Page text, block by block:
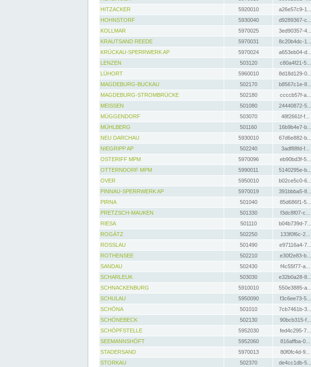
HITZACKER
5920010 a26e57c9-1...
HOHNSTORF
5930040 d9289367-c...
KOLLMAR
5970025 3ed90357-4...
KRAUTSAND REEDE
5970031 8c20b4dc-1...
KRÜCKAU-SPERRWERK AP
5970024 a653eb04-d...
LENZEN
503120 c80a4f21-5...
LÜHORT
5960010 8d18d129-0...
MAGDEBURG-BUCKAU
502170 b8567c1e-8...
MAGDEBURG-STROMBRÜCKE
502180 ccccb57f-a...
MEISSEN
501080 24440872-5...
MÜGGENDORF
503070 48f2661f-f...
MÜHLBERG
501160 16b9b4e7-b...
NEU DARCHAU
5930010 67d6e882-b...
NIEGRIPP AP
502240 3adf88fd-f...
OSTERIFF MPM
5970096 eb90bd3f-5...
OTTERNDORF MPM
5990011 5140295e-b...
OVER
5950010 b02ce5c0-6...
PINNAU-SPERRWERK AP
5970019 391bbba5-8...
PIRNA
501040 85d686f1-5...
PRETZSCH-MAUKEN
501330 f3dc8f07-c...
RIESA
501110 b04b739d-7...
ROGÄTZ
502250 133f0f6c-2...
ROSSLAU
501490 e97116a4-7...
ROTHENSEE
502210 e30f2e83-b...
SANDAU
502430 f4c55f77-a...
SCHARLEUK
503030 e32b0a28-8...
SCHNACKENBURG
5910010 550e3885-a...
SCHULAU
5950090 f3c6ee73-5...
SCHÖNA
501010 7cb7461b-3...
SCHÖNEBECK
502130 90bcb315-f...
SCHÖPFSTELLE
5952030 fed4c295-7...
SEEMANNSHÖFT
5952060 816affba-0...
STADERSAND
5970013 80f0fc4d-9...
STORKAU
502370 de4cc1db-5...